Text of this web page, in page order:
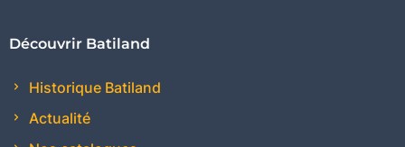
Découvrir Batiland
Historique Batiland
Actualité